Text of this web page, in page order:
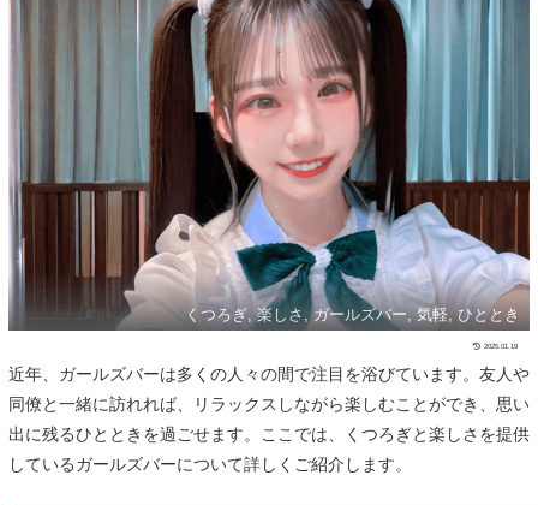
くつろぎ, 楽しさ, ガールズバー, 気軽, ひととき
2025.01.19
近年、ガールズバーは多くの人々の間で注目を浴びています。友人や
同僚と一緒に訪れれば、リラックスしながら楽しむことができ、思い
出に残るひとときを過ごせます。ここでは、くつろぎと楽しさを提供
しているガールズバーについて詳しくご紹介します。